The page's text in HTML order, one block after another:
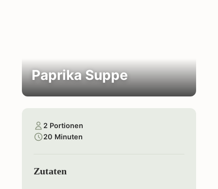
Paprika Suppe
2 Portionen
20 Minuten
Zutaten